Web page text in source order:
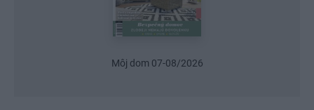
Urob si sám 6/2026